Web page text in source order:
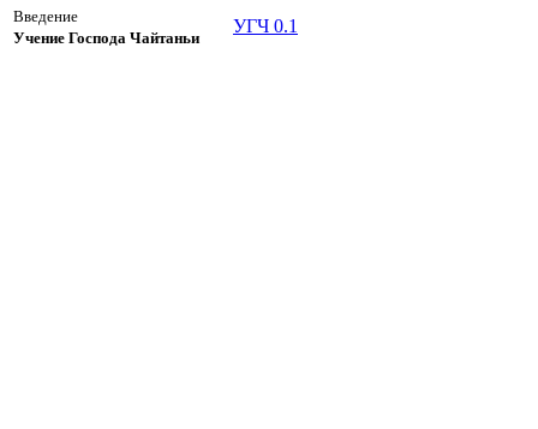
Введение
Учение Господа Чайтаньи
УГЧ 0.1